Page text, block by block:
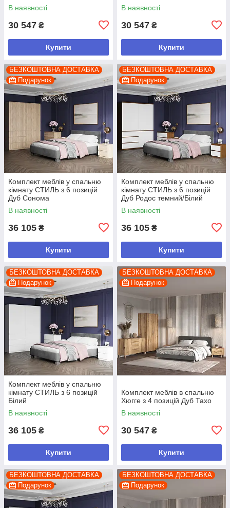
В наявності
30 547 ₴
Купити
В наявності
30 547 ₴
Купити
БЕЗКОШТОВНА ДОСТАВКА
Подарунок
Комплект меблів у спальню
кімнату СТИЛЬ з 6 позицій
Дуб Сонома
В наявності
36 105 ₴
Купити
БЕЗКОШТОВНА ДОСТАВКА
Подарунок
Комплект меблів у спальню
кімнату СТИЛЬ з 6 позицій
Дуб Родос темний/Білий
В наявності
36 105 ₴
Купити
БЕЗКОШТОВНА ДОСТАВКА
Подарунок
Комплект меблів у спальню
кімнату СТИЛЬ з 6 позицій
Білий
В наявності
36 105 ₴
Купити
БЕЗКОШТОВНА ДОСТАВКА
Подарунок
Комплект меблів в спальню
Хюгге з 4 позицій Дуб Тахо
В наявності
30 547 ₴
Купити
БЕЗКОШТОВНА ДОСТАВКА
Подарунок
БЕЗКОШТОВНА ДОСТАВКА
Подарунок